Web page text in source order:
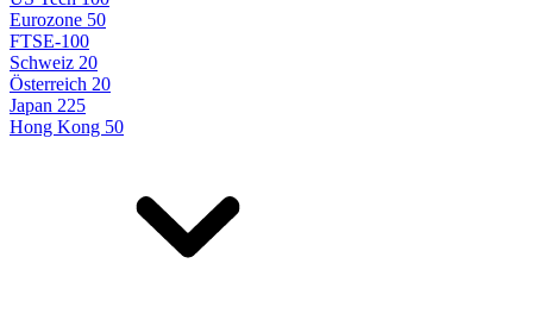
Eurozone 50
FTSE-100
Schweiz 20
Österreich 20
Japan 225
Hong Kong 50